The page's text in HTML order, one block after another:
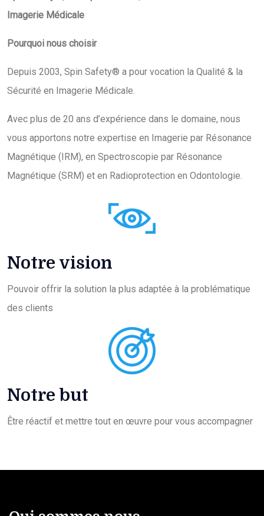
Imagerie Médicale
Pourquoi nous choisir
Depuis 2003, Spin Safety® a pour vocation la Qualité & la
Sécurité en Imagerie Médicale.
Avec plus de 20 ans d’expérience dans le domaine, nous
vous apportons notre expertise en Imagerie par Résonance
Magnétique (IRM), en Spectroscopie par Résonance
Magnétique (SRM) et en Radioprotection en Odontologie.
Notre vision
Pouvoir offrir la solution la plus adaptée à la problématique
des clients
Notre but
Être réactif et mettre tout en œuvre pour vous accompagner